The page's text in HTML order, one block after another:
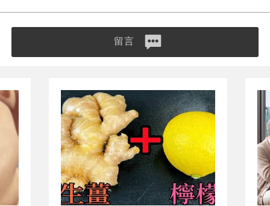
留言